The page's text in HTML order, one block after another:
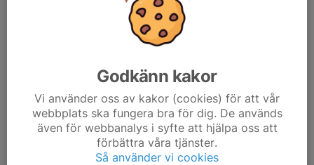
Samling ombytt och klar kl 17:45, plantid 18-19
Godkänn kakor
Vi använder oss av kakor (cookies) för att vår
webbplats ska fungera bra för dig. De används
även för webbanalys i syfte att hjälpa oss att
förbättra våra tjänster.
Så använder vi cookies